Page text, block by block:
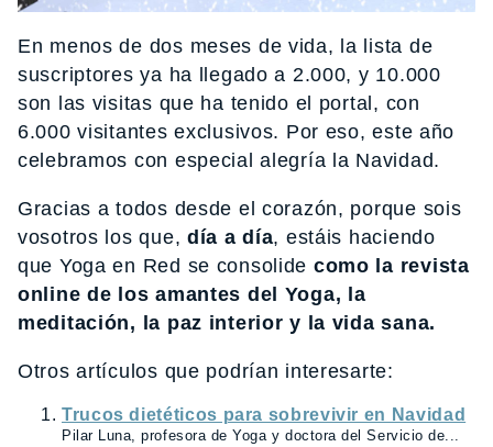
En menos de dos meses de vida, la lista de
suscriptores ya ha llegado a 2.000, y 10.000
son las visitas que ha tenido el portal, con
6.000 visitantes exclusivos. Por eso, este año
celebramos con especial alegría la Navidad.
Gracias a todos desde el corazón, porque sois
vosotros los que, día a día, estáis haciendo
que Yoga en Red se consolide como la revista
online de los amantes del Yoga, la
meditación, la paz interior y la vida sana.
Otros artículos que podrían interesarte:
Trucos dietéticos para sobrevivir en Navidad
Pilar Luna, profesora de Yoga y doctora del Servicio de...